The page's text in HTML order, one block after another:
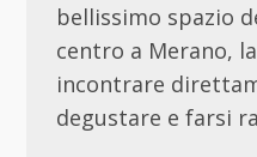
bellissimo spazio
centro a Merano,
incontrare
degustare e farsi